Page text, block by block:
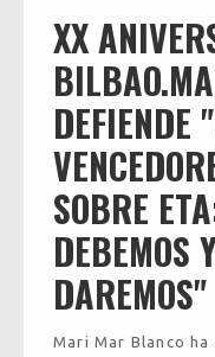
XX
DEFIENDE
SOBRE
DEBEMOS
DAREMOS"
Mari Mar Blanco